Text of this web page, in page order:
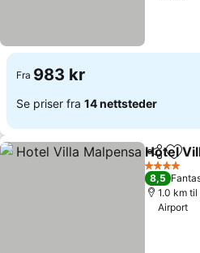
Fra 983 kr
Se priser fra 14 nettsteder
Del
Hotel
4 Stjerner
8,5
1.0 km
Airport